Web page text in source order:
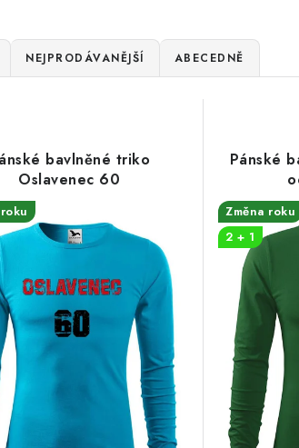
NEJPRODÁVANĚJŠÍ ABECEDNĚ
bavlněné triko
Oslavenec 60
Pánské
Změna roku
2 + 1